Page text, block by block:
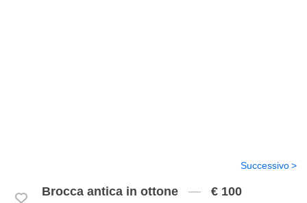
Brocca antica in ottone € 100
Successivo